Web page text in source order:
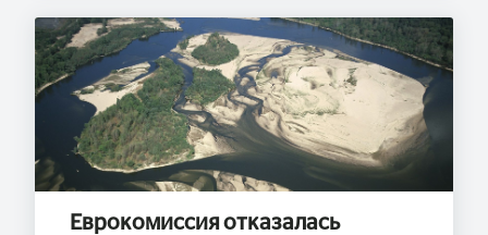
Еврокомиссия отказалась